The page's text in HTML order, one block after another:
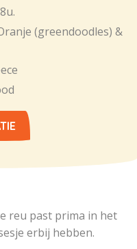
(greendoodles) &
reu past prima in het
erbij hebben.